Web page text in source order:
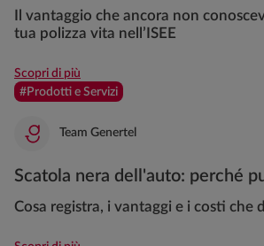
Il vantaggio che ancora non
tua polizza vita nell’ISEE
Scopri di più
#Prodotti e Servizi
Team Genertel
Scatola nera dell'auto: perché
Cosa registra, i vantaggi e i costi che